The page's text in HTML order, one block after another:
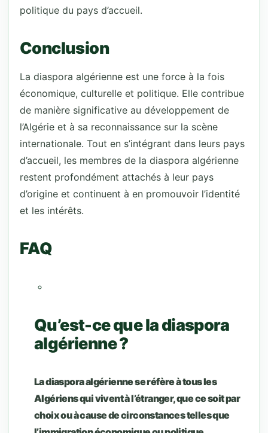
politique du pays d’accueil.
Conclusion
La diaspora algérienne est une force à la fois
économique, culturelle et politique. Elle contribue
de manière significative au développement de
l’Algérie et à sa reconnaissance sur la scène
internationale. Tout en s’intégrant dans leurs pays
d’accueil, les membres de la diaspora algérienne
restent profondément attachés à leur pays
d’origine et continuent à en promouvoir l’identité
et les intérêts.
FAQ
Qu’est-ce que la diaspora
algérienne ?
La diaspora algérienne se réfère à tous les
Algériens qui vivent à l’étranger, que ce soit par
choix ou à cause de circonstances telles que